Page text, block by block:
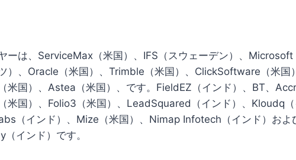
ーは、ServiceMax（米国）、IFS（スウェーデン）、Microsoft
）、Oracle（米国）、Trimble（米国）、ClickSoftware（米国
米国）、Astea（米国）、です。FieldEZ（インド）、BT、
米国）、Folio3（米国）、LeadSquared（インド）、Kloudq
（インド）、Mize（米国）、Nimap Infotech（インド）およ
インド）です。